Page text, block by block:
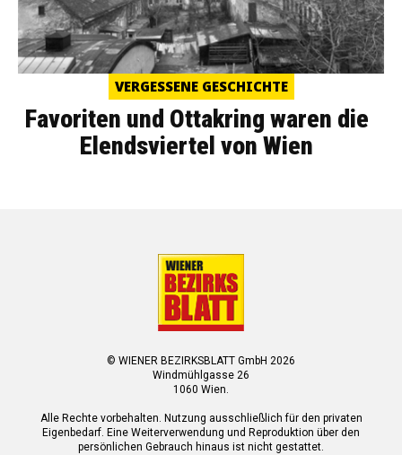
VERGESSENE GESCHICHTE
Favoriten und Ottakring waren die
Elendsviertel von Wien
© WIENER BEZIRKSBLATT GmbH 2026
Windmühlgasse 26
1060 Wien.
Alle Rechte vorbehalten. Nutzung ausschließlich für den privaten
Eigenbedarf. Eine Weiterverwendung und Reproduktion über den
persönlichen Gebrauch hinaus ist nicht gestattet.